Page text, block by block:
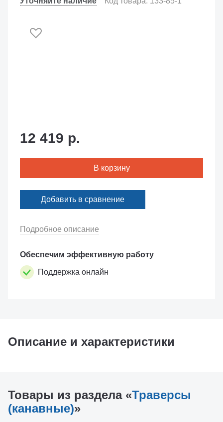
Подробное описание
Обеспечим эффективную работу
Поддержка онлайн
12 419 р.
В корзину
Добавить в сравнение
Описание и характеристики
Товары из раздела «Траверсы
(канавные)»